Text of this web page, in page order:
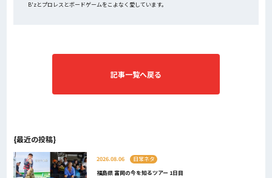
B'zとプロレスとボードゲームをこよなく愛しています。
記事一覧へ戻る
{最近の投稿}
2026.08.06
日常ネタ
福島県 富岡の今を知るツアー 1日目